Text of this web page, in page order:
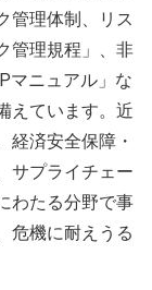
管理体制、リス
管理規程」、非
マニュアル」な
えています。近
経済安全保障・
サプライチェー
わたる分野で事
危機に耐えうる